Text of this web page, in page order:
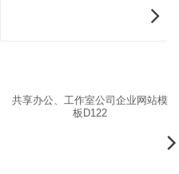
共享办公、工作室公司企业网站模
板d122